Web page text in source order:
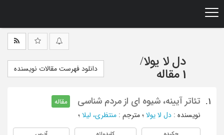
دل لا یولا/
1 مقاله
دانلود فهرست مقالات نویسنده
1. تئاتر آیینه، شیوه ای از مردم شناسی
مقاله
نویسنده : دل لا یولا ؛ مترجم : منتظری، لیلا ؛
چکیده کلیدواژه آدرس